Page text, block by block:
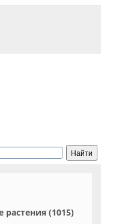
растения (1015)